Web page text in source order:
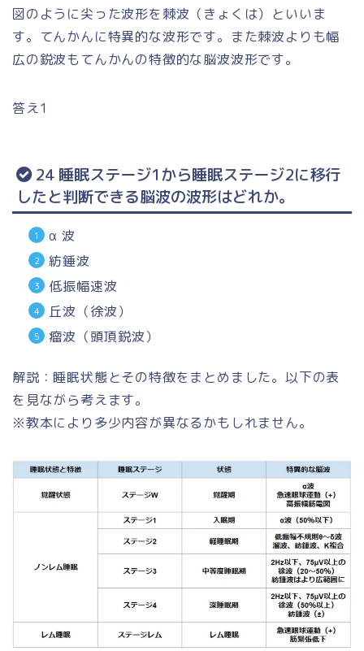
図のように尖った波形を棘波（きょくは）といいま
す。てんかんに特異的な波形です。また棘波よりも幅
広の鋭波もてんかんの特徴的な脳波波形です。
答え1
24 睡眠ステージ1から睡眠ステージ2に移行
したと判断できる脳波の波形はどれか。
α 波
紡錘波
低振幅速波
丘波（徐波）
瘤波（頭頂鋭波）
解説：睡眠状態とその特徴をまとめました。以下の表
を見ながら考えます。
※教本により多少内容が異なるかもしれません。